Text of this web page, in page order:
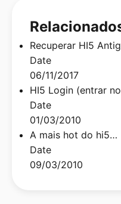
Recuperar HI5
Date
06/11/2017
HI5 Login (entrar
Date
01/03/2010
A mais hot do hi5…
Date
09/03/2010